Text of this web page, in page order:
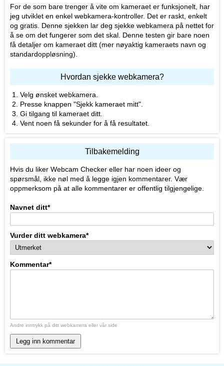
For de som bare trenger å vite om kameraet er funksjonelt, har
jeg utviklet en enkel webkamera-kontroller. Det er raskt, enkelt
og gratis. Denne sjekken lar deg sjekke webkamera på nettet for
å se om det fungerer som det skal. Denne testen gir bare noen
få detaljer om kameraet ditt (mer nøyaktig kameraets navn og
standardoppløsning).
Hvordan sjekke webkamera?
Velg ønsket webkamera.
Presse knappen "Sjekk kameraet mitt".
Gi tilgang til kameraet ditt.
Vent noen få sekunder for å få resultatet.
Tilbakemelding
Hvis du liker Webcam Checker eller har noen ideer og
spørsmål, ikke nøl med å legge igjen kommentarer. Vær
oppmerksom på at alle kommentarer er offentlig tilgjengelige.
Navnet ditt*
Vurder ditt webkamera*
Kommentar*
Andre inntrykk på ditt webkamera eller vår side
Legg inn kommentar